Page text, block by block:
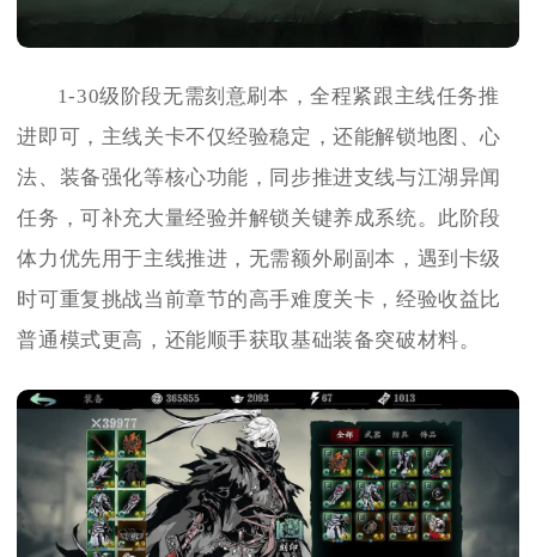
1-30级阶段无需刻意刷本，全程紧跟主线任务推
进即可，主线关卡不仅经验稳定，还能解锁地图、心
法、装备强化等核心功能，同步推进支线与江湖异闻
任务，可补充大量经验并解锁关键养成系统。此阶段
体力优先用于主线推进，无需额外刷副本，遇到卡级
时可重复挑战当前章节的高手难度关卡，经验收益比
普通模式更高，还能顺手获取基础装备突破材料。